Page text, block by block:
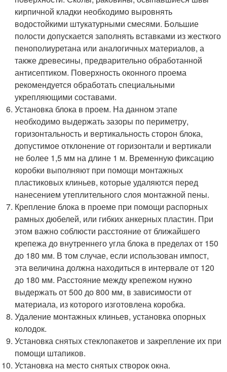
кирпичной кладки необходимо выровнять
водостойкими штукатурными смесями. Большие
полости допускается заполнять вставками из жесткого
пенополиуретана или аналогичных материалов, а
также древесины, предварительно обработанной
антисептиком. Поверхность оконного проема
рекомендуется обработать специальными
укрепляющими составами.
Установка блока в проем. На данном этапе
необходимо выдержать зазоры по периметру,
горизонтальность и вертикальность сторон блока,
допустимое отклонение от горизонтали и вертикали
не более 1,5 мм на длине 1 м. Временную фиксацию
коробки выполняют при помощи монтажных
пластиковых клиньев, которые удаляются перед
нанесением утеплительного слоя монтажной пены.
Крепление блока в проеме при помощи распорных
рамных дюбелей, или гибких анкерных пластин. При
этом важно соблюсти расстояние от ближайшего
крепежа до внутреннего угла блока в пределах от 150
до 180 мм. В том случае, если использован импост,
эта величина должна находиться в интервале от 120
до 180 мм. Расстояние между крепежом нужно
выдержать от 500 до 800 мм, в зависимости от
материала, из которого изготовлена коробка.
Удаление монтажных клиньев, установка опорных
колодок.
Установка снятых стеклопакетов и закрепление их при
помощи штапиков.
Установка на место снятых створок окна.